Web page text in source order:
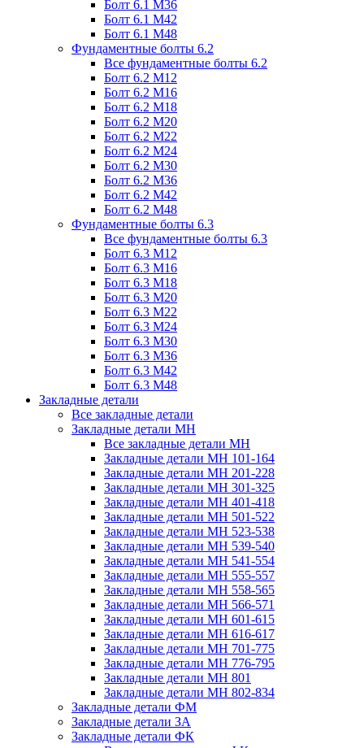
Болт 6.1 М36
Болт 6.1 М42
Болт 6.1 М48
Фундаментные болты 6.2
Все фундаментные болты 6.2
Болт 6.2 М12
Болт 6.2 М16
Болт 6.2 М18
Болт 6.2 М20
Болт 6.2 М22
Болт 6.2 М24
Болт 6.2 М30
Болт 6.2 М36
Болт 6.2 М42
Болт 6.2 М48
Фундаментные болты 6.3
Все фундаментные болты 6.3
Болт 6.3 М12
Болт 6.3 М16
Болт 6.3 М18
Болт 6.3 М20
Болт 6.3 М22
Болт 6.3 М24
Болт 6.3 М30
Болт 6.3 М36
Болт 6.3 М42
Болт 6.3 М48
Закладные детали
Все закладные детали
Закладные детали МН
Все закладные детали МН
Закладные детали МН 101-164
Закладные детали МН 201-228
Закладные детали МН 301-325
Закладные детали МН 401-418
Закладные детали МН 501-522
Закладные детали МН 523-538
Закладные детали МН 539-540
Закладные детали МН 541-554
Закладные детали МН 555-557
Закладные детали МН 558-565
Закладные детали МН 566-571
Закладные детали МН 601-615
Закладные детали МН 616-617
Закладные детали МН 701-775
Закладные детали МН 776-795
Закладные детали МН 801
Закладные детали МН 802-834
Закладные детали ФМ
Закладные детали ЗА
Закладные детали ФК